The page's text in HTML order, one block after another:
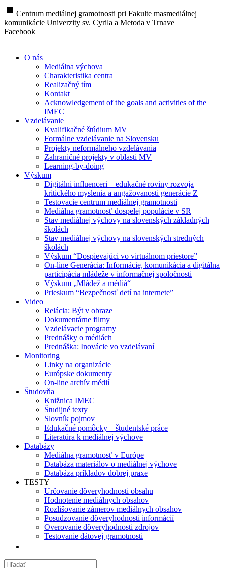
stop Centrum mediálnej gramotnosti pri Fakulte masmediálnej
komunikácie Univerzity sv. Cyrila a Metoda v Trnave
Facebook
O nás
Mediálna výchova
Charakteristika centra
Realizačný tím
Kontakt
Acknowledgement of the goals and activities of the
IMEC
Vzdelávanie
Kvalifikačné štúdium MV
Formálne vzdelávanie na Slovensku
Projekty neformálneho vzdelávania
Zahraničné projekty v oblasti MV
Learning-by-doing
Výskum
Digitálni influenceri – edukačné roviny rozvoja
kritického myslenia a angažovanosti generácie Z
Testovacie centrum mediálnej gramotnosti
Mediálna gramotnosť dospelej populácie v SR
Stav mediálnej výchovy na slovenských základných
školách
Stav mediálnej výchovy na slovenských stredných
školách
Výskum “Dospievajúci vo virtuálnom priestore”
On-line Generácia: Informácie, komunikácia a digitálna
participácia mládeže v informačnej spoločnosti
Výskum „Mládež a médiá“
Prieskum “Bezpečnosť detí na internete”
Video
Relácia: Být v obraze
Dokumentárne filmy
Vzdelávacie programy
Prednášky o médiách
Prednáška: Inovácie vo vzdelávaní
Monitoring
Linky na organizácie
Európske dokumenty
On-line archív médií
Študovňa
Knižnica IMEC
Študijné texty
Slovník pojmov
Edukačné pomôcky – študentské práce
Literatúra k mediálnej výchove
Databázy
Mediálna gramotnosť v Európe
Databáza materiálov o mediálnej výchove
Databáza príkladov dobrej praxe
TESTY
Určovanie dôveryhodnosti obsahu
Hodnotenie mediálnych obsahov
Rozlišovanie zámerov mediálnych obsahov
Posudzovanie dôveryhodnosti informácií
Overovanie dôveryhodnosti zdrojov
Testovanie dátovej gramotnosti